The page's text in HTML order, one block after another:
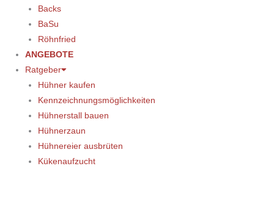
Backs
BaSu
Röhnfried
ANGEBOTE
Ratgeber
Hühner kaufen
Kennzeichnungsmöglichkeiten
Hühnerstall bauen
Hühnerzaun
Hühnereier ausbrüten
Kükenaufzucht